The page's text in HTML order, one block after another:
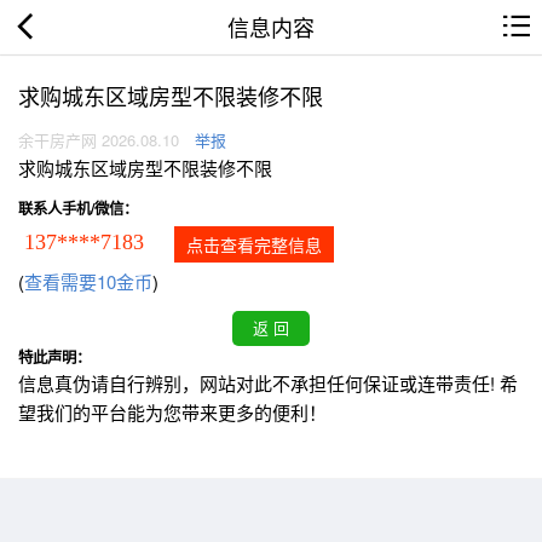
信息内容
求购城东区域房型不限装修不限
余干房产网 2026.08.10 举报
求购城东区域房型不限装修不限
联系人手机/微信：
137****7183 点击查看完整信息
(查看需要10金币)
特此声明：
信息真伪请自行辨别，网站对此不承担任何保证或连带责任! 希
望我们的平台能为您带来更多的便利！